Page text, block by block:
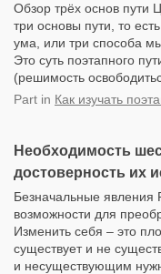
Обзор трёх основ пути
три основы пути, то
ума, или три способа
Это суть поэтапного
(решимость
Part in Как изучать
Необходимость
достоверность их
Безначальные явления
возможности для
Изменить себя – это
существует и не
и несуществующим